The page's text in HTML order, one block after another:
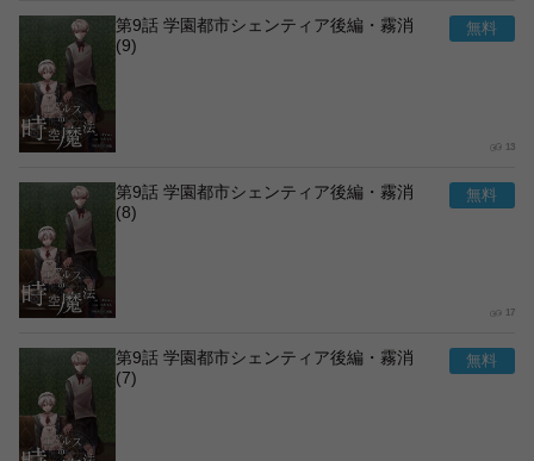
第9話 学園都市シェンティア後編・霧消
(9)
13
第9話 学園都市シェンティア後編・霧消
(8)
17
第9話 学園都市シェンティア後編・霧消
(7)